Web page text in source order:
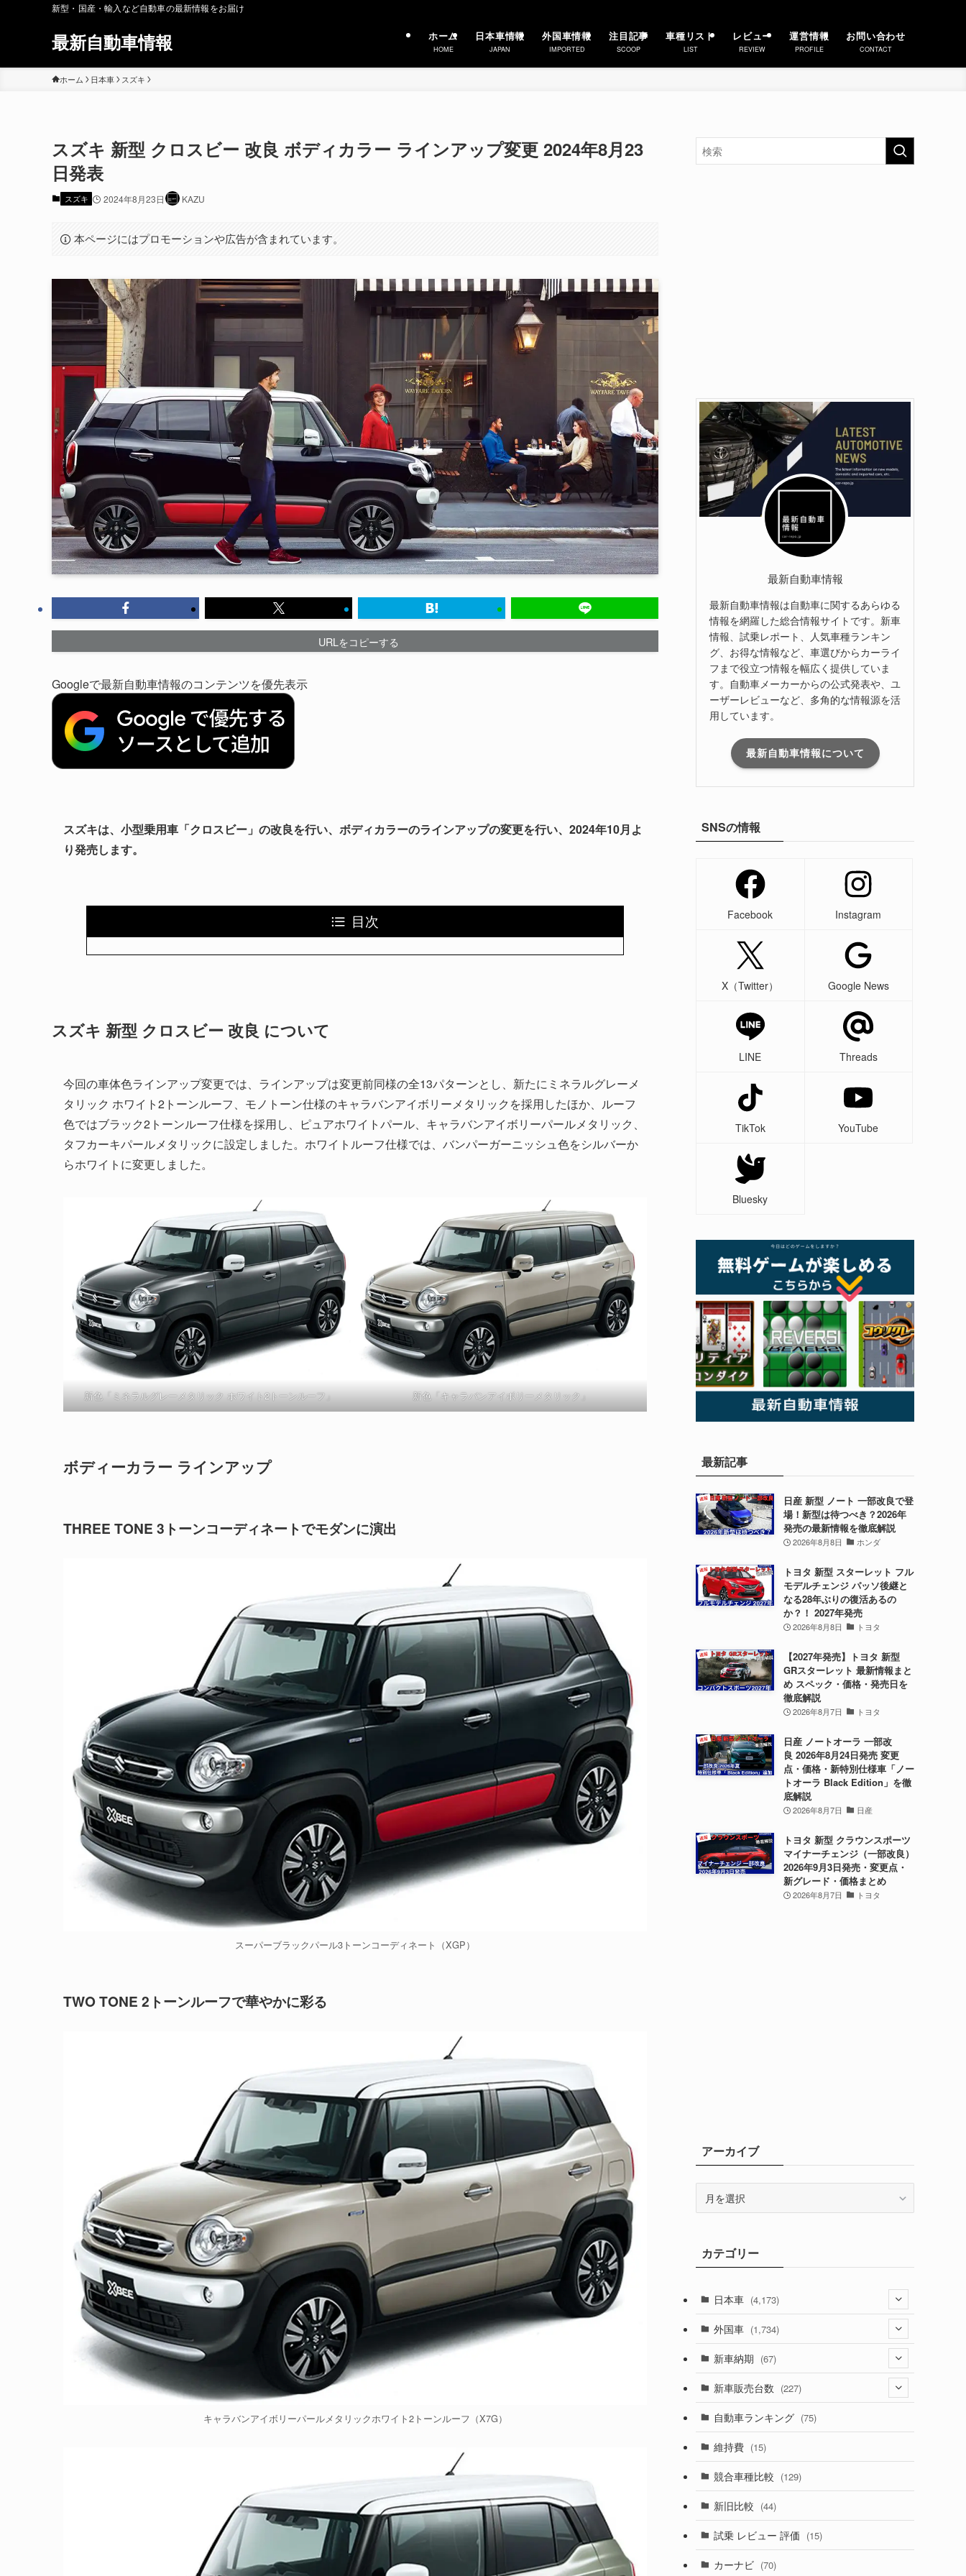
新型・国産・輸入など自動車の最新情報をお届け
最新自動車情報 ホーム
HOME
日本車情報
JAPAN
外国車情報
IMPORTED
注目記事
SCOOP
車種リスト
LIST
レビュー
REVIEW
運営情報
PROFILE
お問い合わせ
CONTACT
ホーム 日本車 スズキ
スズキ 新型 クロスビー 改良 ボディカラー ラインアップ変更 2024年8月23
日発表
スズキ 2024年8月23日 KAZU
本ページにはプロモーションや広告が含まれています。
URLをコピーする
Googleで最新自動車情報のコンテンツを優先表示
スズキは、小型乗用車「クロスビー」の改良を行い、ボディカラーのラインアップの変更を行い、2024年10月よ
り発売します。
目次
スズキ 新型 クロスビー 改良 について
今回の車体色ラインアップ変更では、ラインアップは変更前同様の全13パターンとし、新たにミネラルグレーメ
タリック ホワイト2トーンルーフ、モノトーン仕様のキャラバンアイボリーメタリックを採用したほか、ルーフ
色ではブラック2トーンルーフ仕様を採用し、ピュアホワイトパール、キャラバンアイボリーパールメタリック、
タフカーキパールメタリックに設定しました。ホワイトルーフ仕様では、バンパーガーニッシュ色をシルバーか
らホワイトに変更しました。
新色「ミネラルグレーメタリック ホワイト2トーンルーフ」 新色「キャラバンアイボリーメタリック」
ボディーカラー ラインアップ
THREE TONE 3トーンコーディネートでモダンに演出
スーパーブラックパール3トーンコーディネート（XGP）
TWO TONE 2トーンルーフで華やかに彩る
キャラバンアイボリーパールメタリックホワイト2トーンルーフ（X7G）
最新自動車情報
最新自動車情報は自動車に関するあらゆる
情報を網羅した総合情報サイトです。新車
情報、試乗レポート、人気車種ランキン
グ、お得な情報など、車選びからカーライ
フまで役立つ情報を幅広く提供していま
す。自動車メーカーからの公式発表や、ユ
ーザーレビューなど、多角的な情報源を活
用しています。
最新自動車情報について
SNSの情報
Facebook Instagram
X（Twitter） Google News
LINE Threads
TikTok YouTube
Bluesky
最新記事
日産 新型 ノート 一部改良で登
場！新型は待つべき？2026年
発売の最新情報を徹底解説
2026年8月8日 ホンダ
トヨタ 新型 スターレット フル
モデルチェンジ パッソ後継と
なる28年ぶりの復活あるの
か？！ 2027年発売
2026年8月8日 トヨタ
【2027年発売】トヨタ 新型
GRスターレット 最新情報まと
め スペック・価格・発売日を
徹底解説
2026年8月7日 トヨタ
日産 ノートオーラ 一部改
良 2026年8月24日発売 変更
点・価格・新特別仕様車「ノー
トオーラ Black Edition」を徹
底解説
2026年8月7日 日産
トヨタ 新型 クラウンスポーツ
マイナーチェンジ（一部改良）
2026年9月3日発売・変更点・
新グレード・価格まとめ
2026年8月7日 トヨタ
アーカイブ
ブカテゴリー
日本車 (4,173)
(1,321)
(329)
(526)
(357)
(328)
(194)
(230)
(253)
外国車 (1,734)
(188)
(242)
(85)
(84)
(14)
(222)
新車納期 (67)
(28)
(8)
(3)
(3)
(5)
新車販売台数 (227)
(21)
(5)
(7)
自動車ランキング (75)
維持費 (15)
競合車種比較 (129)
新旧比較 (44)
試乗 レビュー 評価 (15)
カーナビ (70)